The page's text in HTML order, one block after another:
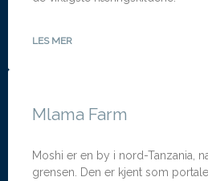
LES MER
Mlama Farm
Moshi er en by i nord-Tanzania,
grensen. Den er kjent som